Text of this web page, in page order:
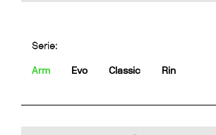
Serie:
Arm Evo Classic Rin